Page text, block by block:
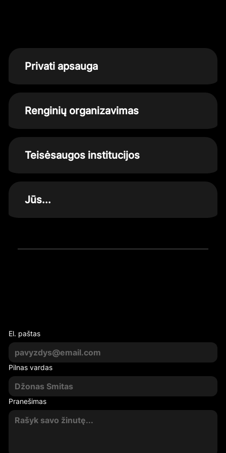
Privati apsauga
Renginių organizavimas
Teisėsaugos institucijos
Jūs...
El. paštas
Pilnas vardas
Pranešimas